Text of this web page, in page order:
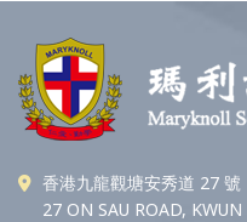
香港九龍觀塘安秀道 27 號
27 ON SAU ROAD,